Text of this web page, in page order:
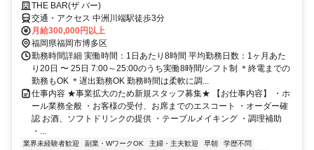
THE BAR(ザ バー)
交通・アクセス 中洲川端駅徒歩3分
月給300,000円以上
福岡県福岡市博多区
勤務時間詳細 実働時間：1日あたり8時間 平均勤務日数：1ヶ月あた
り20日 〜 25日 7:00～25:00のうち実働8時間/シフト制 ＊終電までの
勤務もOK ＊遅出勤務OK 勤務時間は柔軟に調...
仕事内容 ★事業拡大のため新規スタッフ募集★ 【お仕事内容】 ・ホ
ール業務全般 ・お客様の受付、お席までのエスコート ・オーダー確
認 お酒、ソフトドリンクの提供 ・テーブルメイキング ・調理補助
・...
業界未経験者歓迎 副業・WワークOK 主婦・主夫歓迎 早朝
学歴不問